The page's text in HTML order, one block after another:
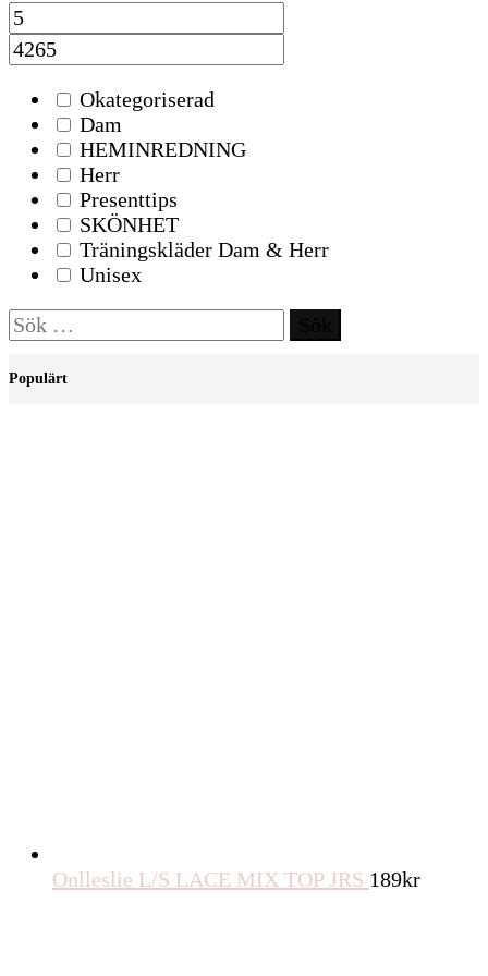
Okategoriserad
Dam
HEMINREDNING
Herr
Presenttips
SKÖNHET
Träningskläder Dam & Herr
Unisex
Sök
efter:
Populärt
Onlleslie L/S LACE MIX TOP JRS 189kr